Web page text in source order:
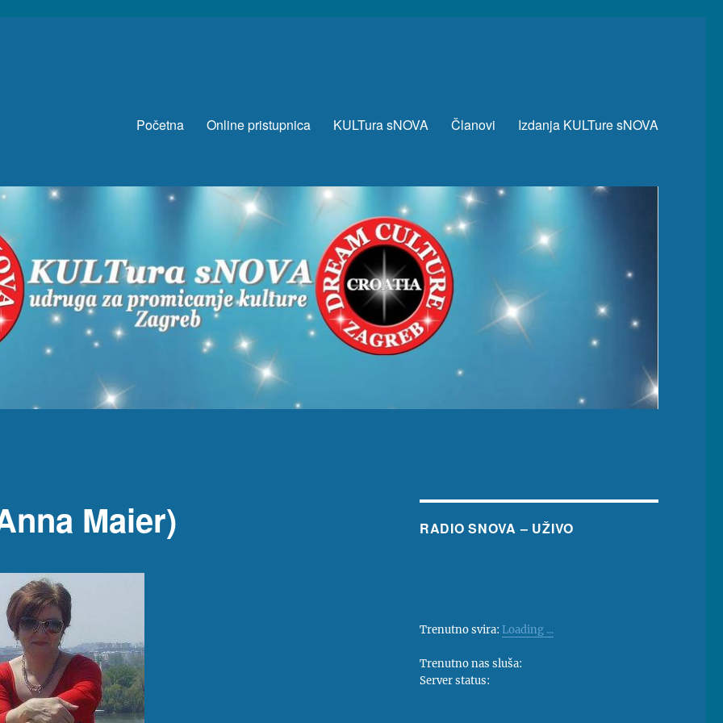
Početna Online pristupnica KULTura sNOVA Članovi Izdanja KULTure sNOVA
Maier) RADIO SNOVA – UŽIVO
Trenutno svira: Loading ...
Trenutno nas sluša:
Server status: